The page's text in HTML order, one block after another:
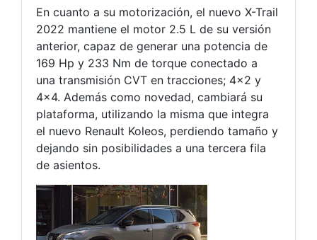
En cuanto a su motorización, el nuevo X-Trail
2022 mantiene el motor 2.5 L de su versión
anterior, capaz de generar una potencia de
169 Hp y 233 Nm de torque conectado a
una transmisión CVT en tracciones; 4×2 y
4×4. Además como novedad, cambiará su
plataforma, utilizando la misma que integra
el nuevo Renault Koleos, perdiendo tamaño y
dejando sin posibilidades a una tercera fila
de asientos.